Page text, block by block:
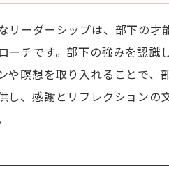
リーダーシップは、部下の
ーチです。部下の強みを認識
や瞑想を取り入れることで、
し、感謝とリフレクションの